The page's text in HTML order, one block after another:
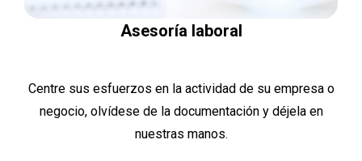
Asesoría laboral
Centre sus esfuerzos en la actividad de su empresa o
negocio, olvídese de la documentación y déjela en
nuestras manos.